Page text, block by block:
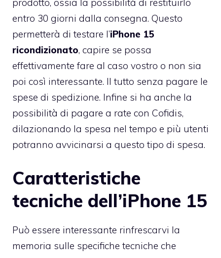
prodotto, ossia la possibilità di restituirlo
entro 30 giorni dalla consegna. Questo
permetterà di testare l’iPhone 15
ricondizionato, capire se possa
effettivamente fare al caso vostro o non sia
poi così interessante. Il tutto senza pagare le
spese di spedizione. Infine si ha anche la
possibilità di pagare a rate con Cofidis,
dilazionando la spesa nel tempo e più utenti
potranno avvicinarsi a questo tipo di spesa.
Caratteristiche
tecniche dell’iPhone 15
Può essere interessante rinfrescarvi la
memoria sulle specifiche tecniche che